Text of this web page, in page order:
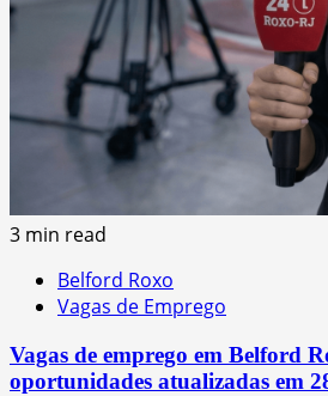
3 min read
Belford Roxo
Vagas de Emprego
Vagas de emprego em Belford
oportunidades atualizadas em